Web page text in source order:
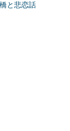
と悲恋話